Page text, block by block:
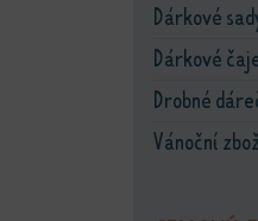
Dárkové
Dárkové
Drobné
Vánoční